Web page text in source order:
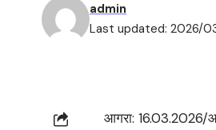
Last updated: 2026/
admin
आगरा: 16.03.2026/